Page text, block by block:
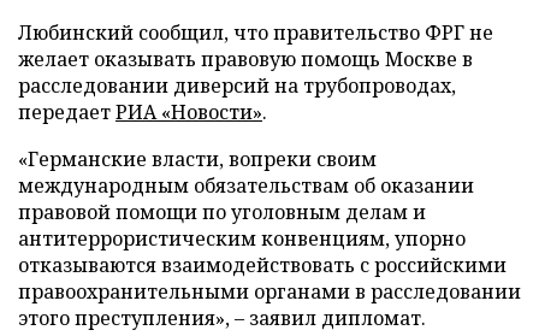
Любинский сообщил, что правительство ФРГ не
желает оказывать правовую помощь Москве в
расследовании диверсий на трубопроводах,
передаетРИА «Новости».
«Германские власти, вопреки своим
международным обязательствам об оказании
правовой помощи по уголовным делам и
антитеррористическим конвенциям, упорно
отказываются взаимодействовать с российскими
правоохранительными органами в расследовании
этого преступления», – заявил дипломат.